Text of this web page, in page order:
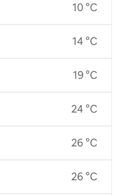
10 °C
14 °C
19 °C
24 °C
26 °C
26 °C